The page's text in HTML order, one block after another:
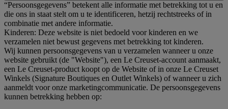
“Persoonsgegevens” betekent alle informatie met betrekking tot u en
die ons in staat stelt om u te identificeren, hetzij rechtstreeks of in
combinatie met andere informatie.
Kinderen: Deze website is niet bedoeld voor kinderen en we
verzamelen niet bewust gegevens met betrekking tot kinderen.
Wij kunnen persoonsgegevens van u verzamelen wanneer u onze
website gebruikt (de "Website"), een Le Creuset-account aanmaakt,
een Le Creuset-product koopt op de Website of in onze Le Creuset
Winkels (Signature Boutiques en Outlet Winkels) of wanneer u zich
aanmeldt voor onze marketingcommunicatie. De persoonsgegevens
kunnen betrekking hebben op: